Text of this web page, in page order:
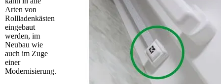
Arten von
Rollladenkästen
eingebaut
werden, im
Neubau wie
auch im Zuge
einer
Modernisierung.